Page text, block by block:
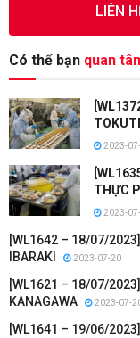
LIÊN
Có thể bạn quan
2023-
THỰC
2023-
[WL1642 – 18/07/
IBARAKI
2023-07-20
[WL1621 – 18/07/
KANAGAWA
2023-07-
[WL1641 – 19/06/